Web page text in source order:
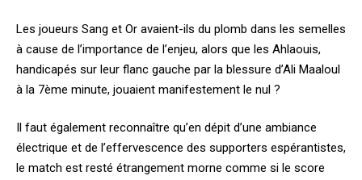
Les joueurs Sang et Or avaient-ils du plomb dans les semelles
à cause de l’importance de l’enjeu, alors que les Ahlaouis,
handicapés sur leur flanc gauche par la blessure d’Ali Maaloul
à la 7ème minute, jouaient manifestement le nul ?
Il faut également reconnaître qu’en dépit d’une ambiance
électrique et de l’effervescence des supporters espérantistes,
le match est resté étrangement morne comme si le score